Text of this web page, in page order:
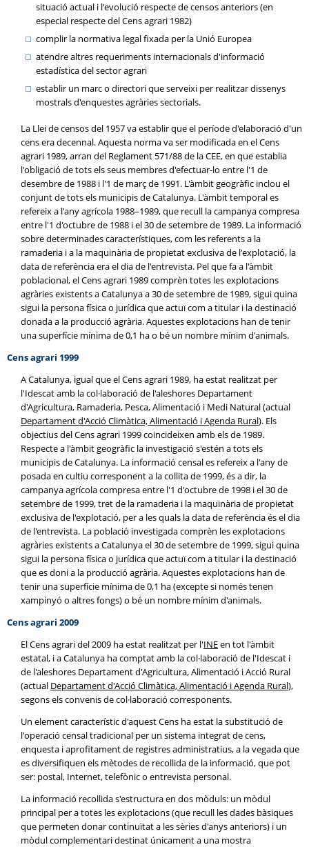
situació actual i l'evolució respecte de censos anteriors (en
especial respecte del Cens agrari 1982)
complir la normativa legal fixada per la Unió Europea
atendre altres requeriments internacionals d'informació
estadística del sector agrari
establir un marc o directori que serveixi per realitzar dissenys
mostrals d'enquestes agràries sectorials.
La Llei de censos del 1957 va establir que el període d'elaboració d'un
cens era decennal. Aquesta norma va ser modificada en el Cens
agrari 1989, arran del Reglament 571/88 de la CEE, en que establia
l'obligació de tots els seus membres d'efectuar-lo entre l'1 de
desembre de 1988 i l'1 de març de 1991. L'àmbit geogràfic inclou el
conjunt de tots els municipis de Catalunya. L'àmbit temporal es
refereix a l'any agrícola 1988–1989, que recull la campanya compresa
entre l'1 d'octubre de 1988 i el 30 de setembre de 1989. La informació
sobre determinades característiques, com les referents a la
ramaderia i a la maquinària de propietat exclusiva de l'explotació, la
data de referència era el dia de l'entrevista. Pel que fa a l'àmbit
poblacional, el Cens agrari 1989 comprèn totes les explotacions
agràries existents a Catalunya a 30 de setembre de 1989, sigui quina
sigui la persona física o jurídica que actuï com a titular i la destinació
donada a la producció agrària. Aquestes explotacions han de tenir
una superfície mínima de 0,1 ha o bé un nombre mínim d'animals.
Cens agrari 1999
A Catalunya, igual que el Cens agrari 1989, ha estat realitzat per
l'Idescat amb la col·laboració de l'aleshores Departament
d'Agricultura, Ramaderia, Pesca, Alimentació i Medi Natural (actual
Departament d'Acció Climàtica, Alimentació i Agenda Rural). Els
objectius del Cens agrari 1999 coincideixen amb els de 1989.
Respecte a l'àmbit geogràfic la investigació s'estén a tots els
municipis de Catalunya. La informació censal es refereix a l'any de
posada en cultiu corresponent a la collita de 1999, és a dir, la
campanya agrícola compresa entre l'1 d'octubre de 1998 i el 30 de
setembre de 1999, tret de la ramaderia i la maquinària de propietat
exclusiva de l'explotació, per a les quals la data de referència és el dia
de l'entrevista. La població investigada comprèn les explotacions
agràries existents a Catalunya el 30 de setembre de 1999, sigui quina
sigui la persona física o jurídica que actuï com a titular i la destinació
que es doni a la producció agrària. Aquestes explotacions han de
tenir una superfície mínima de 0,1 ha (excepte si només tenen
xampinyó o altres fongs) o bé un nombre mínim d'animals.
Cens agrari 2009
El Cens agrari del 2009 ha estat realitzat per l'INEen tot l'àmbit
estatal, i a Catalunya ha comptat amb la col·laboració de l'Idescat i
de l'aleshores Departament d'Agricultura, Alimentació i Acció Rural
(actual Departament d'Acció Climàtica, Alimentació i Agenda Rural),
segons els convenis de col·laboració corresponents.
Un element característic d'aquest Cens ha estat la substitució de
l'operació censal tradicional per un sistema integrat de cens,
enquesta i aprofitament de registres administratius, a la vegada que
es diversifiquen els mètodes de recollida de la informació, que pot
ser: postal, Internet, telefònic o entrevista personal.
La informació recollida s'estructura en dos mòduls: un mòdul
principal per a totes les explotacions (que recull les dades bàsiques
que permeten donar continuïtat a les sèries d'anys anteriors) i un
mòdul complementari destinat únicament a una mostra